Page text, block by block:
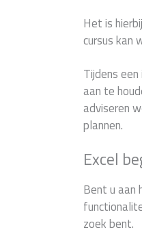
Het is
cursus kan
Tijdens
aan te
adviseren
plannen.
Excel
Bent u aan
zoek bent.